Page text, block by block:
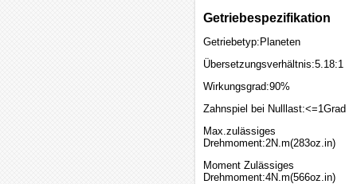
Getriebespezifikation
Getriebetyp:Planeten
Übersetzungsverhältnis:5.18:1
Wirkungsgrad:90%
Zahnspiel bei Nulllast:<=1Grad
Max.zulässiges
Drehmoment:2N.m(283oz.in)
Moment Zulässiges
Drehmoment:4N.m(566oz.in)